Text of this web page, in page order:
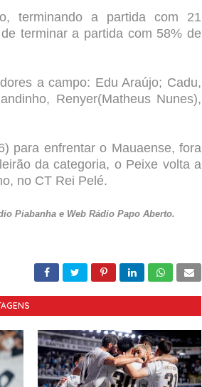
terminando a partida com 21
terminar a partida com 58% de
a campo: Edu Araújo; Cadu,
Renyer(Matheus Nunes),
para enfrentar o Mauaense, fora
da categoria, o Peixe volta a
no CT Rei Pelé.
Piabanha e Web Rádio Papo Aberto.